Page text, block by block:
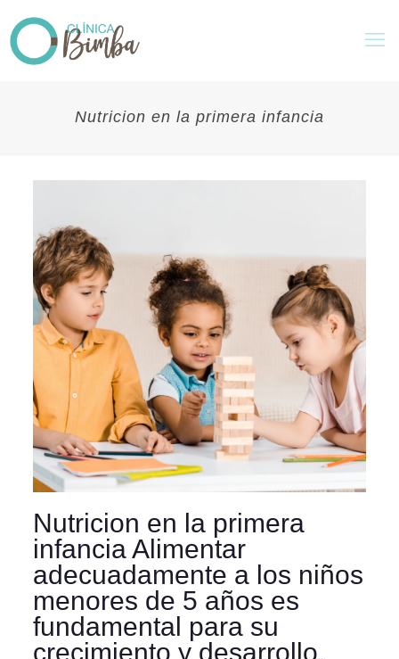
Nutricion en la primera infancia
Nutricion en la primera
infancia Alimentar
adecuadamente a los niños
menores de 5 años es
fundamental para su
crecimiento y desarrollo.